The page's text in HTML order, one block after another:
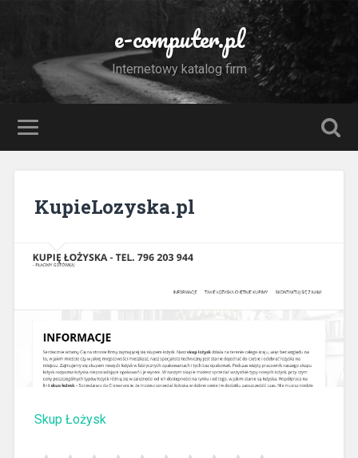
e-computer.pl
Internetowy katalog firm
KupieLozyska.pl
Skup Łożysk